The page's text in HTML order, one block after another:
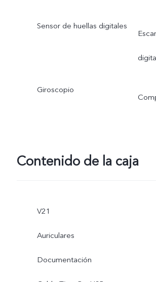
Sensor de huellas digitales
Giroscopio
Contenido de la caja
V21
Auriculares
Documentación